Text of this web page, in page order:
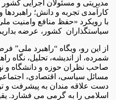
مدیریتی و مسئولان اجرایی کشور
کارآمدی تجربه و دانش؛ راهبردها
با رویکرد «حفظ منافع وامنیت
سیاستگذاران کشور، عرضه
از این رو، وبگاه “راهبرد
شمرده، از اندیشه، تحلیل، نگاه
صاحب نظران حوزه و دانشگاه و
مسائل سیاسی، اقتصادی،
دست علاقه مندان به پیشرفت و
اسلامی را به گرمی می فشارد.